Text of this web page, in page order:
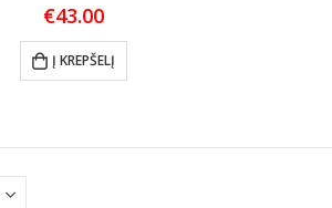
€43.00
Į KREPŠELĮ